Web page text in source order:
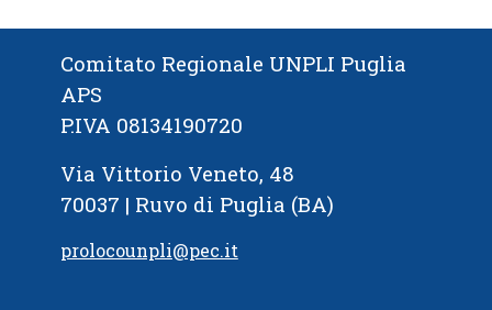
Comitato Regionale UNPLI Puglia
APS
P.IVA 08134190720
Via Vittorio Veneto, 48
70037 | Ruvo di Puglia (BA)
prolocounpli@pec.it